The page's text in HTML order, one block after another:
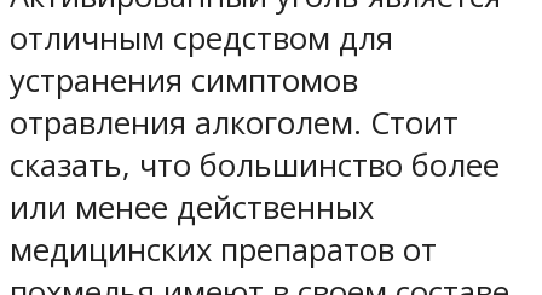
отличным средством для
устранения симптомов
отравления алкоголем. Стоит
сказать, что большинство более
или менее действенных
медицинских препаратов от